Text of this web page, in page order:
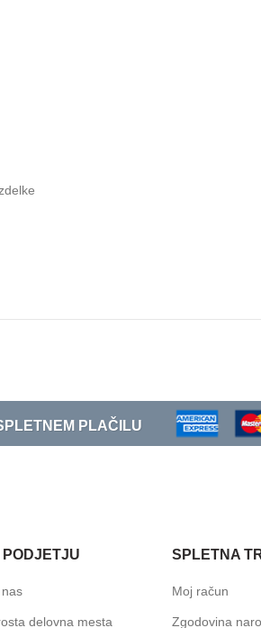
PLAČILU
PODJETJU
delovna mesta
SPLETNA
Moj račun
Zgodovina